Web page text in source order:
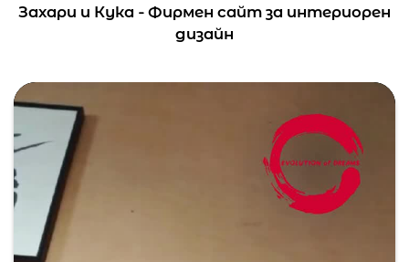
Захари и Кука - Фирмен сайт за интериорен
дизайн